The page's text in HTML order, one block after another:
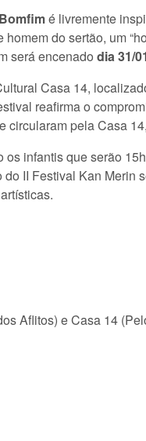
é livremente
do sertão, um
será encenado dia 31/
Casa 14,
reafirma o
circularam pela Casa
infantis que serão
do II Festival Kan Merin
Aflitos) e Casa 14